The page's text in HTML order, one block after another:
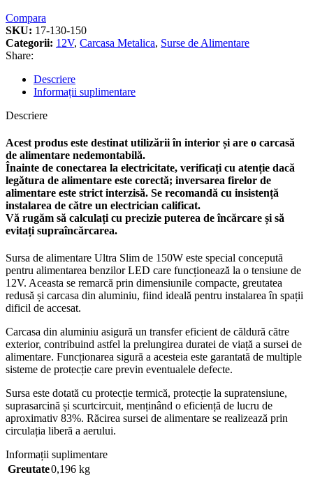
Compara
SKU: 17-130-150
Categorii: 12V, Carcasa Metalica, Surse de Alimentare
Share:
Descriere
Informații suplimentare
Descriere
Acest produs este destinat utilizării în interior și are o carcasă
de alimentare nedemontabilă.
Înainte de conectarea la electricitate, verificați cu atenție dacă
legătura de alimentare este corectă; inversarea firelor de
alimentare este strict interzisă. Se recomandă cu insistență
instalarea de către un electrician calificat.
Vă rugăm să calculați cu precizie puterea de încărcare și să
evitați supraîncărcarea.
Sursa de alimentare Ultra Slim de 150W este special concepută
pentru alimentarea benzilor LED care funcționează la o tensiune de
12V. Aceasta se remarcă prin dimensiunile compacte, greutatea
redusă și carcasa din aluminiu, fiind ideală pentru instalarea în spații
dificil de accesat.
Carcasa din aluminiu asigură un transfer eficient de căldură către
exterior, contribuind astfel la prelungirea duratei de viață a sursei de
alimentare. Funcționarea sigură a acesteia este garantată de multiple
sisteme de protecție care previn eventualele defecte.
Sursa este dotată cu protecție termică, protecție la supratensiune,
suprasarcină și scurtcircuit, menținând o eficiență de lucru de
aproximativ 83%. Răcirea sursei de alimentare se realizează prin
circulația liberă a aerului.
Informații suplimentare
Greutate0,196 kg